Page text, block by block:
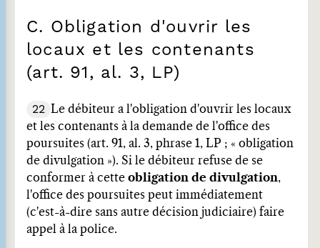
C. Obligation d'ouvrir les
locaux et les contenants
(art. 91, al. 3, LP)
22
Le débiteur a l'obligation d'ouvrir les locaux
et les contenants à la demande de l'office des
poursuites (art. 91, al. 3, phrase 1, LP ; « obligation
de divulgation »). Si le débiteur refuse de se
conformer à cette obligation de divulgation,
l'office des poursuites peut immédiatement
(c'est-à-dire sans autre décision judiciaire) faire
appel à la police.